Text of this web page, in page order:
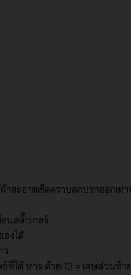
าสะอาดเช็ดคราบสกปรกออกเท่
นสติ๊กเกอร์
องได้
ว
ด้ หาร ด้วย 13 = เศษส่วนท้า